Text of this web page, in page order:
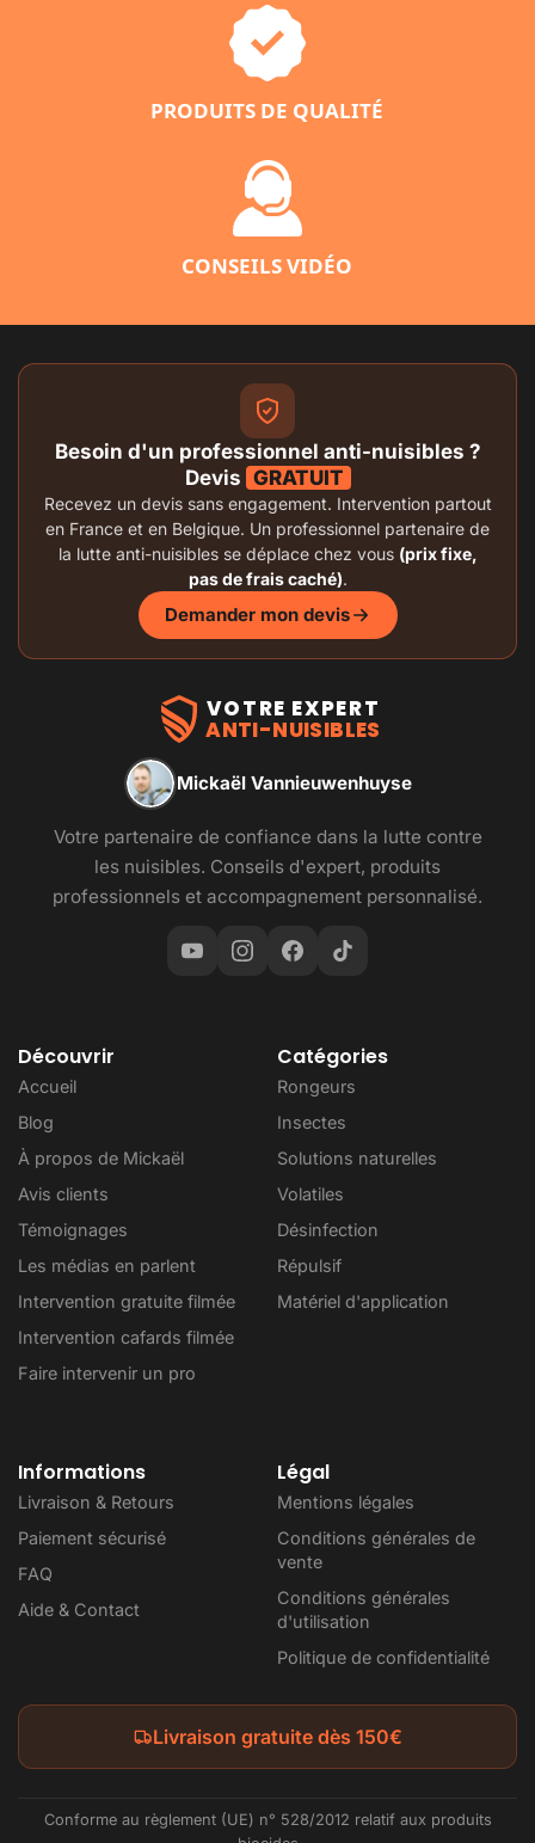
PRODUITS DE QUALITÉ
CONSEILS VIDÉO
Besoin d'un professionnel anti-nuisibles ?
Devis GRATUIT
Recevez un devis sans engagement. Intervention partout
en France et en Belgique. Un professionnel partenaire de
la lutte anti-nuisibles se déplace chez vous (prix fixe,
pas de frais caché).
Demander mon devis
VOTRE EXPERT
ANTI-NUISIBLES
Mickaël Vannieuwenhuyse
Votre partenaire de confiance dans la lutte contre
les nuisibles. Conseils d'expert, produits
professionnels et accompagnement personnalisé.
Découvrir
Accueil
Blog
À propos de Mickaël
Avis clients
Témoignages
Les médias en parlent
Intervention gratuite filmée
Intervention cafards filmée
Faire intervenir un pro
Catégories
Rongeurs
Insectes
Solutions naturelles
Volatiles
Désinfection
Répulsif
Matériel d'application
Informations
Livraison & Retours
Paiement sécurisé
FAQ
Aide & Contact
Légal
Mentions légales
Conditions générales de
vente
Conditions générales
d'utilisation
Politique de confidentialité
Livraison gratuite dès 150€
Conforme au règlement (UE) n° 528/2012 relatif aux produits